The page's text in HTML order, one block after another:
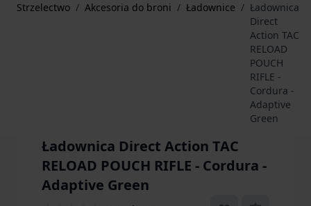
Strzelectwo / Akcesoria do broni / Ładownice / Ładownica
Direct
Action TAC
RELOAD
POUCH
RIFLE -
Cordura -
Adaptive
Green
Ładownica Direct Action TAC
RELOAD POUCH RIFLE - Cordura -
Adaptive Green